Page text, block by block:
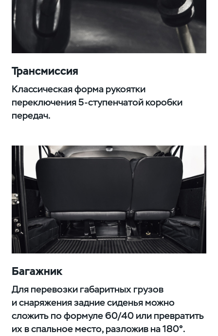
Трансмиссия
Классическая форма рукоятки
переключения 5-ступенчатой коробки
передач.
Багажник
Для перевозки габаритных грузов
и снаряжения задние сиденья можно
сложить по формуле 60/40 или превратить
их в спальное место, разложив на 180°.